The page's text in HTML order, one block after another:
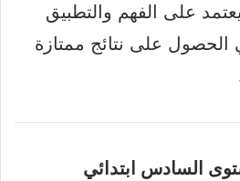
على الفهم والتطبيق
على نتائج ممتازة
السادس ابتدائي